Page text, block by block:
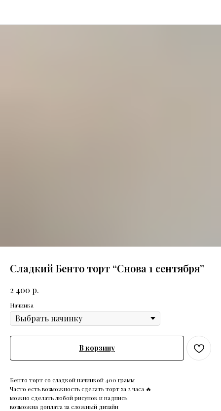
Сладкий Бенто торт “Снова 1 сентября”
2 400 р.
Начинка
В корзину
Бенто торт со сладкой начинкой 400 грамм
Часто есть возможность сделать торт за 2 часа 🔥
можно сделать любой рисунок и надпись
возможна доплата за сложный дизайн